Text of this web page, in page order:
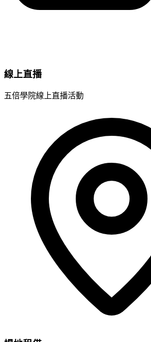
線上直播
五倍學院線上直播活動